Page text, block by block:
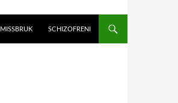
MISSBRUK SCHIZOFRENI